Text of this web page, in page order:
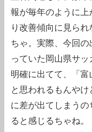
報が毎年のように上
り改善傾向に見ら
ちゃ。実際、今回
っていた岡山県サ
明確に出てて、「富
と思われるもんや
に差が出てしまう
ると感じるちゃね。